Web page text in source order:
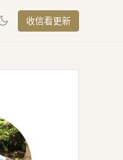
收信看更新